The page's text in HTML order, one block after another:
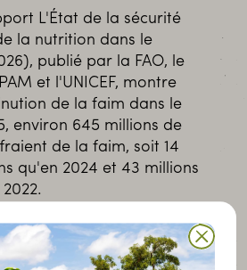
L'État de la sécurité
la nutrition dans le
publié par la FAO, le
et l'UNICEF, montre
de la faim dans le
environ 645 millions de
de la faim, soit 14
qu'en 2024 et 43 millions